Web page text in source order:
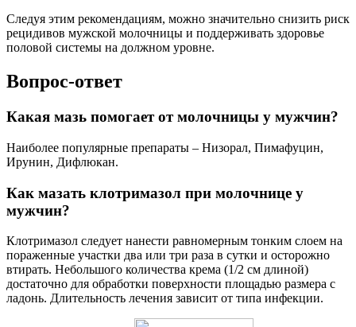
Следуя этим рекомендациям, можно значительно снизить риск
рецидивов мужской молочницы и поддерживать здоровье
половой системы на должном уровне.
Вопрос-ответ
Какая мазь помогает от молочницы у мужчин?
Наиболее популярные препараты – Низорал, Пимафуцин,
Ирунин, Дифлюкан.
Как мазать клотримазол при молочнице у
мужчин?
Клотримазол следует нанести равномерным тонким слоем на
пораженные участки два или три раза в сутки и осторожно
втирать. Небольшого количества крема (1/2 см длиной)
достаточно для обработки поверхности площадью размера с
ладонь. Длительность лечения зависит от типа инфекции.